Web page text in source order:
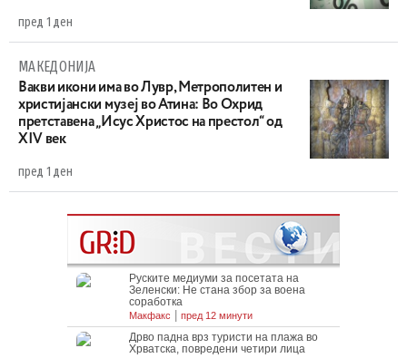
пред 1 ден
МАКЕДОНИЈА
Вакви икони има во Лувр, Метрополитен и
христијански музеј во Атина: Во Охрид
претставена „Исус Христос на престол“ од
XIV век
пред 1 ден